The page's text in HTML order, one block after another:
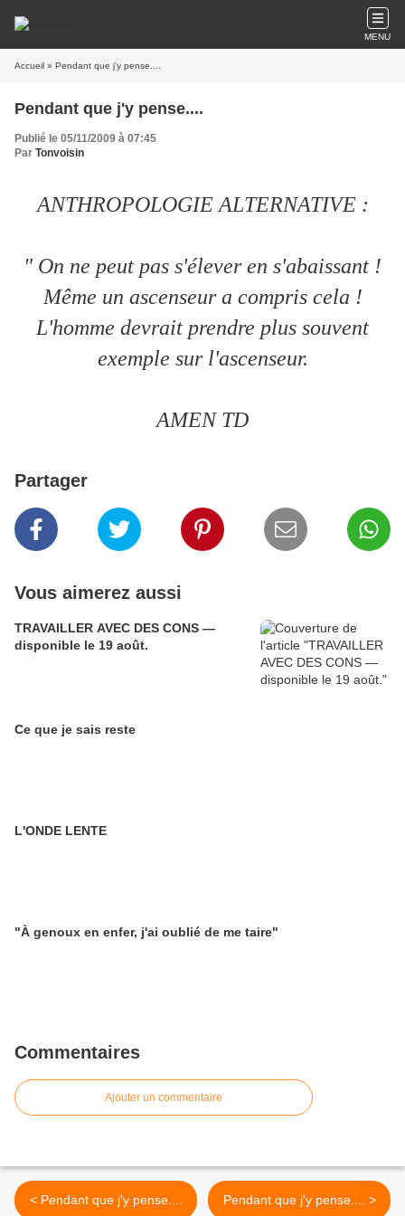
MENU
Accueil » Pendant que j'y pense....
Pendant que j'y pense....
Publié le 05/11/2009 à 07:45
Par Tonvoisin
ANTHROPOLOGIE ALTERNATIVE :
" On ne peut pas s'élever en s'abaissant !
Même un ascenseur a compris cela !
L'homme devrait prendre plus souvent
exemple sur l'ascenseur.
AMEN TD
Partager
Vous aimerez aussi
TRAVAILLER AVEC DES CONS —
disponible le 19 août.
Ce que je sais reste
L'ONDE LENTE
"À genoux en enfer, j'ai oublié de me taire"
Commentaires
Ajouter un commentaire
< Pendant que j'y pense.... Pendant que j'y pense.... >